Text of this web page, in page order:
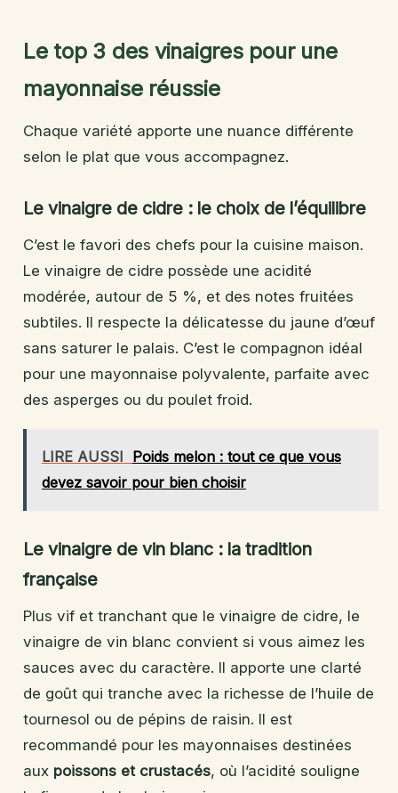
Le top 3 des vinaigres pour une
mayonnaise réussie
Chaque variété apporte une nuance différente
selon le plat que vous accompagnez.
Le vinaigre de cidre : le choix de l’équilibre
C’est le favori des chefs pour la cuisine maison.
Le vinaigre de cidre possède une acidité
modérée, autour de 5 %, et des notes fruitées
subtiles. Il respecte la délicatesse du jaune d’œuf
sans saturer le palais. C’est le compagnon idéal
pour une mayonnaise polyvalente, parfaite avec
des asperges ou du poulet froid.
LIRE AUSSI Poids melon : tout ce que vous
devez savoir pour bien choisir
Le vinaigre de vin blanc : la tradition
française
Plus vif et tranchant que le vinaigre de cidre, le
vinaigre de vin blanc convient si vous aimez les
sauces avec du caractère. Il apporte une clarté
de goût qui tranche avec la richesse de l’huile de
tournesol ou de pépins de raisin. Il est
recommandé pour les mayonnaises destinées
aux poissons et crustacés, où l’acidité souligne